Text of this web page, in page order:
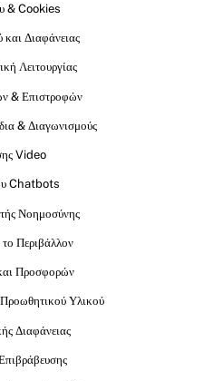
& Cookies
Διαφάνειας
Λειτουργίας
& Επιστροφών
& Διαγωνισμούς
Video
Chatbots
Νοημοσύνης
Περιβάλλον
Προσφορών
Υλικού
Διαφάνειας